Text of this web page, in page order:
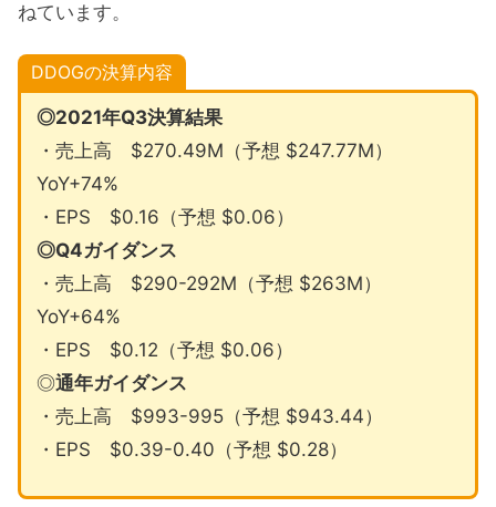
ねています。
DDOGの決算内容
◎2021年Q3決算結果
・売上高 $270.49M（予想 $247.77M）
YoY+74%
・EPS $0.16（予想 $0.06）
◎Q4ガイダンス
・売上高 $290-292M（予想 $263M）
YoY+64%
・EPS $0.12（予想 $0.06）
◎通年ガイダンス
・売上高 $993-995（予想 $943.44）
・EPS $0.39-0.40（予想 $0.28）